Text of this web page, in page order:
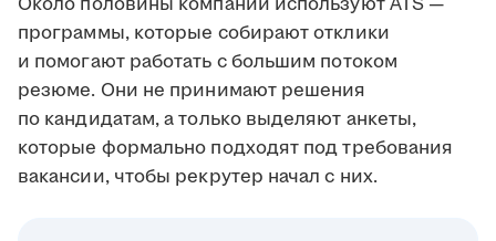
программы, которые собирают отклики
и помогают работать с большим потоком
резюме. Они не принимают решения
по кандидатам, а только выделяют анкеты,
которые формально подходят под требования
вакансии, чтобы рекрутер начал с них.